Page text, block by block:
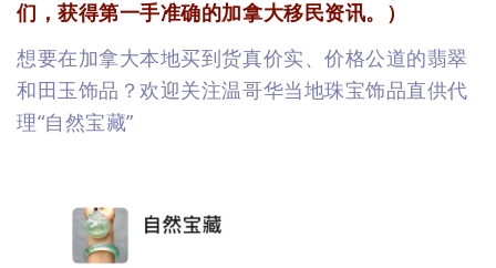
们，获得第一手准确的加拿大移民资讯。）
想要在加拿大本地买到货真价实、价格公道的翡翠
和田玉饰品？欢迎关注温哥华当地珠宝饰品直供代
理“自然宝藏”